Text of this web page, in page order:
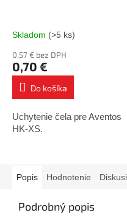
Skladom (>5 ks)
0,57 € bez DPH
0,70 €
Do košíka
Uchytenie čela pre Aventos
HK-XS.
Popis Hodnotenie
Podrobný popis